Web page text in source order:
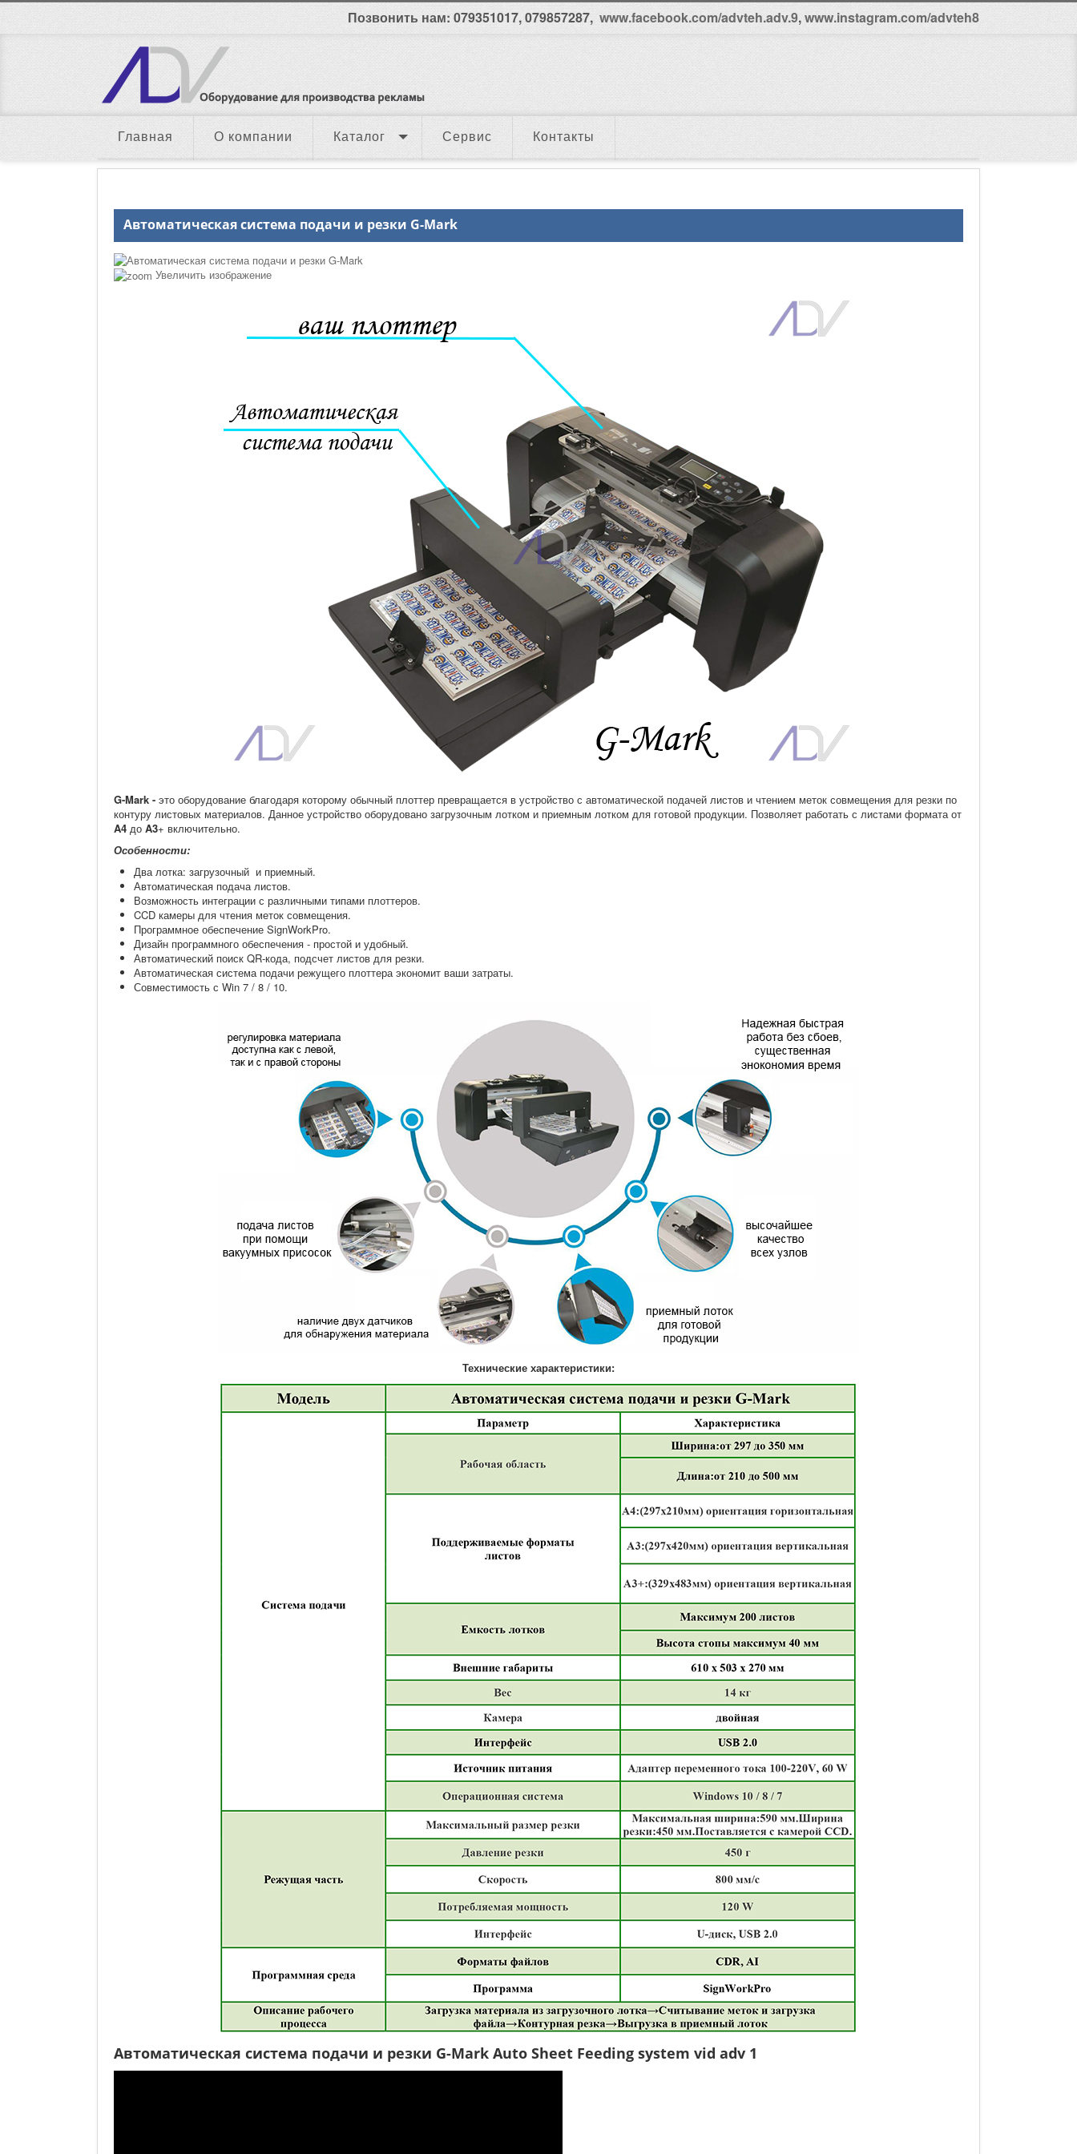
Позвонить нам: 079351017, 079857287, www.facebook.com/advteh.adv.9,www.instagram.com/advteh8
Главная О компании Каталог Сервис Контакты
Автоматическая система подачи и резки G-Mark
Увеличить изображение
G-Mark - это оборудование благодаря которому обычный плоттер превращается в устройство с автоматической подачей листов и чтением меток совмещения для резки по
контуру листовых материалов. Данное устройство оборудовано загрузочным лотком и приемным лотком для готовой продукции. Позволяет работать с листами формата от
A4 до A3+ включительно.
Особенности:
Два лотка: загрузочный и приемный.
Автоматическая подача листов.
Возможность интеграции с различными типами плоттеров.
CCD камеры для чтения меток совмещения.
Программное обеспечение SignWorkPro.
Дизайн программного обеспечения - простой и удобный.
Автоматический поиск QR-кода, подсчет листов для резки.
Автоматическая система подачи режущего плоттера экономит ваши затраты.
Совместимость с Win 7 / 8 / 10.
Технические характеристики:
Автоматическая система подачи и резки G-Mark Auto Sheet Feeding system vid adv 1